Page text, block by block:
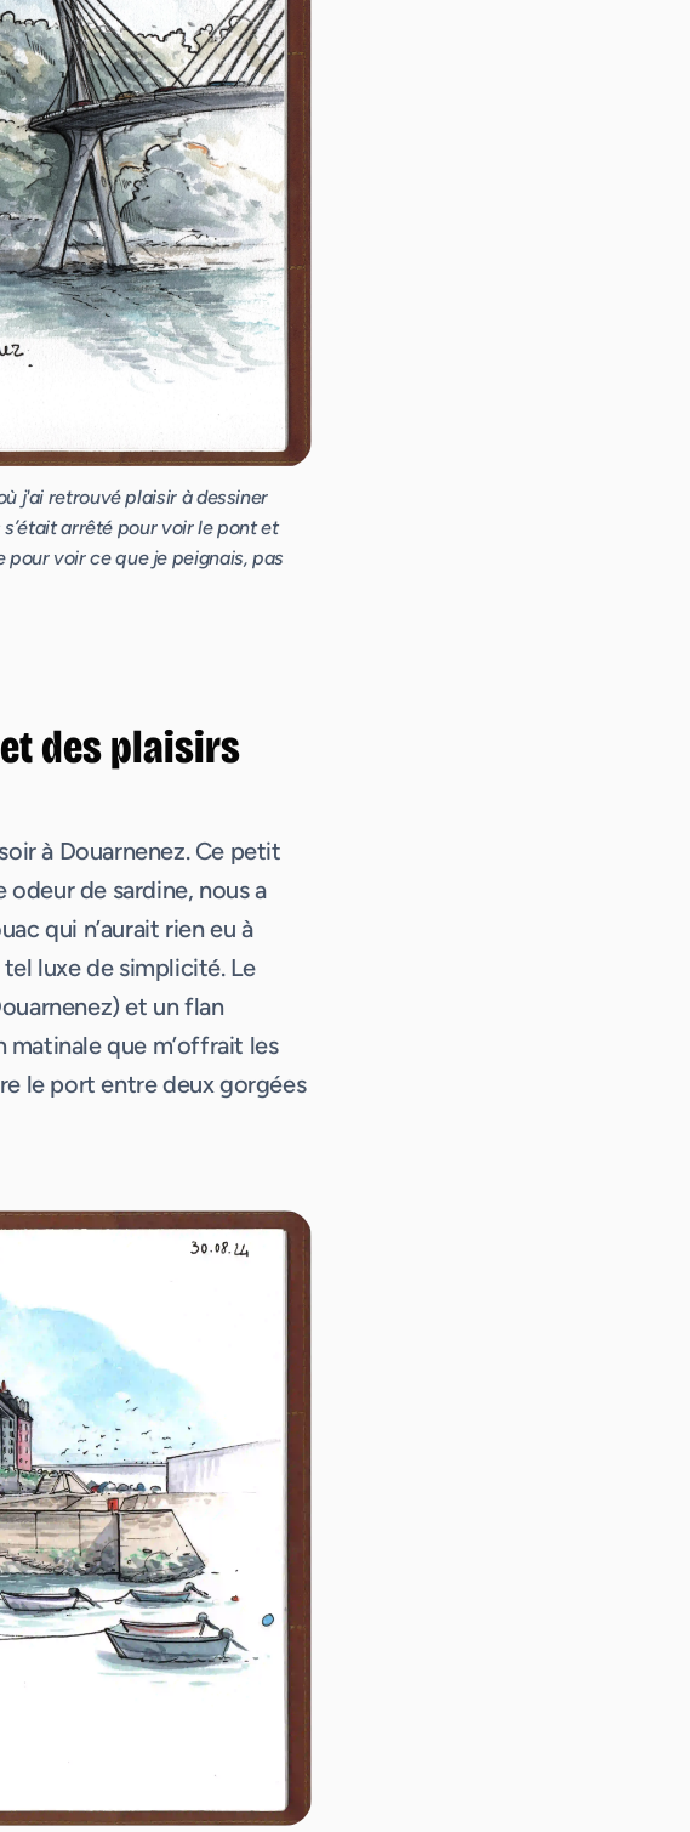
j'ai retrouvé plaisir à dessiner
arrêté pour voir le pont et
voir ce que je peignais, pas
des plaisirs
à Douarnenez. Ce petit
odeur de sardine, nous a
qui n’aurait rien eu à
luxe de simplicité. Le
et un flan
matinale que m’offrait les
le port entre deux gorgées